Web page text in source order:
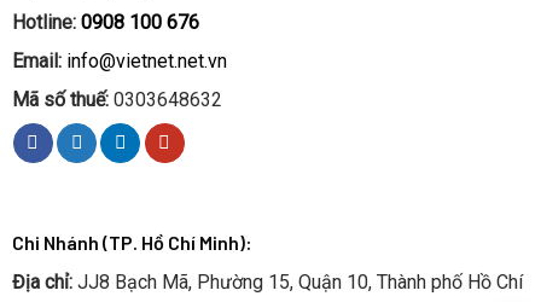
Hotline: 0908 100 676
Email: info@vietnet.net.vn
Mã số thuế:0303648632
Chi Nhánh (TP. Hồ Chí Minh):
Địa chỉ:JJ8 Bạch Mã, Phường 15, Quận 10, Thành phố Hồ Chí